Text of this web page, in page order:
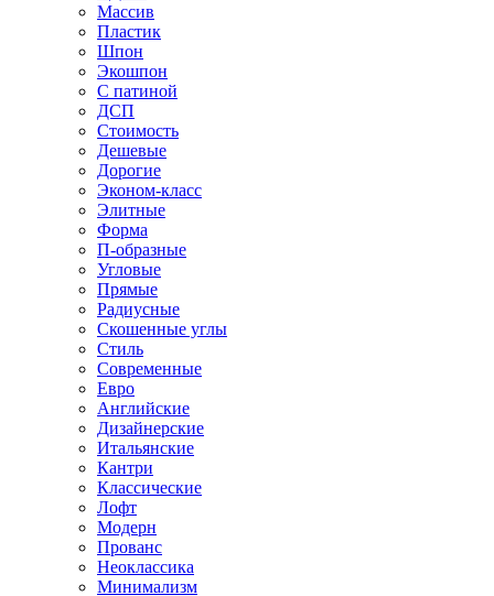
Массив
Пластик
Шпон
Экошпон
С патиной
ДСП
Стоимость
Дешевые
Дорогие
Эконом-класс
Элитные
Форма
П-образные
Угловые
Прямые
Радиусные
Скошенные углы
Стиль
Современные
Евро
Английские
Дизайнерские
Итальянские
Кантри
Классические
Лофт
Модерн
Прованс
Неоклассика
Минимализм